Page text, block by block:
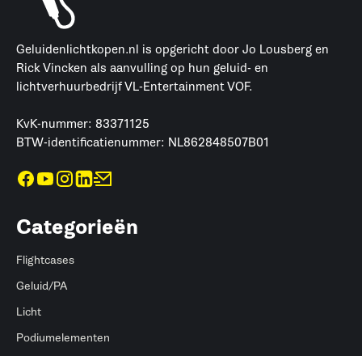
Geluidenlichtkopen.nl is opgericht door Jo Lousberg en
Rick Vincken als aanvulling op hun geluid- en
lichtverhuurbedrijf VL-Entertainment VOF.
KvK-nummer: 83371125
BTW-identificatienummer: NL862848507B01
Categorieën
Flightcases
Geluid/PA
Licht
Podiumelementen